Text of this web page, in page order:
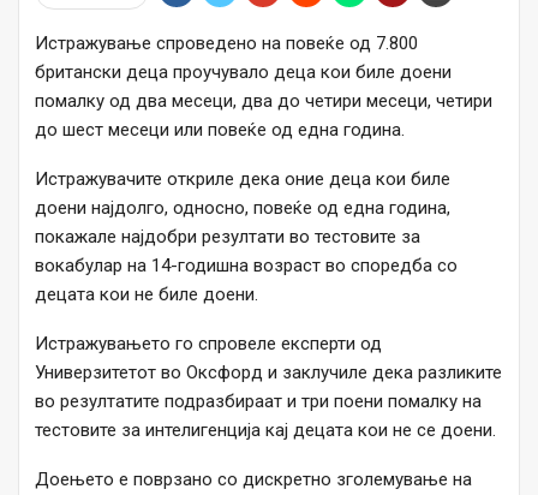
Истражување спроведено на повеќе од 7.800
британски деца проучувало деца кои биле доени
помалку од два месеци, два до четири месеци, четири
до шест месеци или повеќе од една година.
Истражувачите откриле дека оние деца кои биле
доени најдолго, односно, повеќе од една година,
покажале најдобри резултати во тестовите за
вокабулар на 14-годишна возраст во споредба со
децата кои не биле доени.
Истражувањето го спровеле експерти од
Универзитетот во Оксфорд и заклучиле дека разликите
во резултатите подразбираат и три поени помалку на
тестовите за интелигенција кај децата кои не се доени.
Доењето е поврзано со дискретно зголемување на